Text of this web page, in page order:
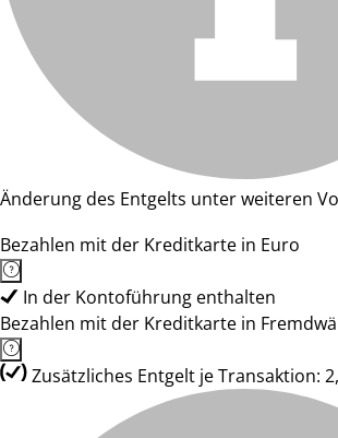
Änderung des Entgelts unter weiteren
Bezahlen mit der Kreditkarte in Euro
In der Kontoführung enthalten
Bezahlen mit der Kreditkarte in
Zusätzliches Entgelt je Transaktion: